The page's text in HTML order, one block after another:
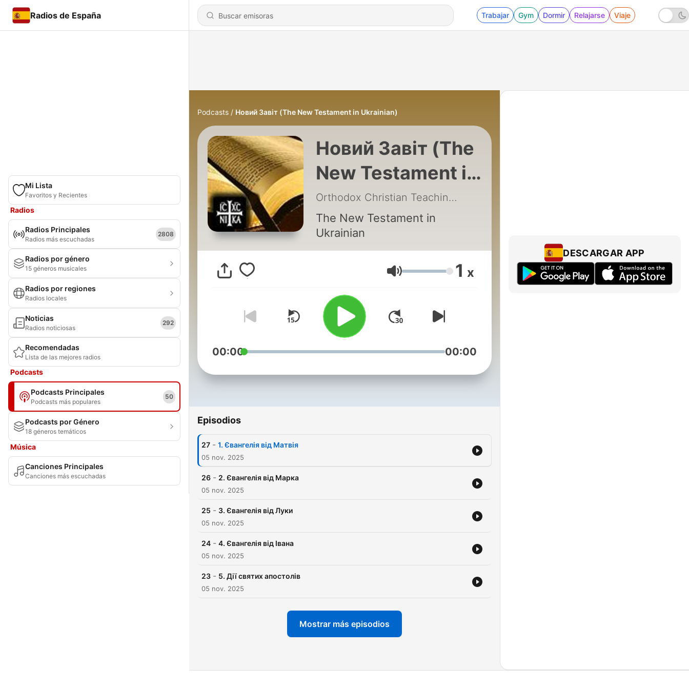
Radios de España Trabajar Gym Dormir Relajarse Viaje
Mi Lista
Favoritos y Recientes
Radios
Radios Principales
Radios más escuchadas
2808
Radios por género
15 géneros musicales
Radios por regiones
Radios locales
Noticias
Radios noticiosas
292
Recomendadas
Lista de las mejores radios
Podcasts
Podcasts Principales
Podcasts más populares
50
Podcasts por Género
18 géneros temáticos
Música
Canciones Principales
Canciones más escuchadas
Podcasts Новий Завіт (The New Testament in Ukrainian)
Новий Завіт (The
New Testament in
Ukrainian)
Orthodox Christian Teaching
The New Testament in
Ukrainian
Volumen 1 x
00:00 00:00
Episodios
27 - 1. Євангелія від Матвія
05 nov. 2025
26 - 2. Євангелія від Марка
05 nov. 2025
25 - 3. Євангелія від Луки
05 nov. 2025
24 - 4. Євангелія від Івана
05 nov. 2025
23 - 5. Дії святих апостолів
05 nov. 2025
Mostrar más episodios
DESCARGAR APP